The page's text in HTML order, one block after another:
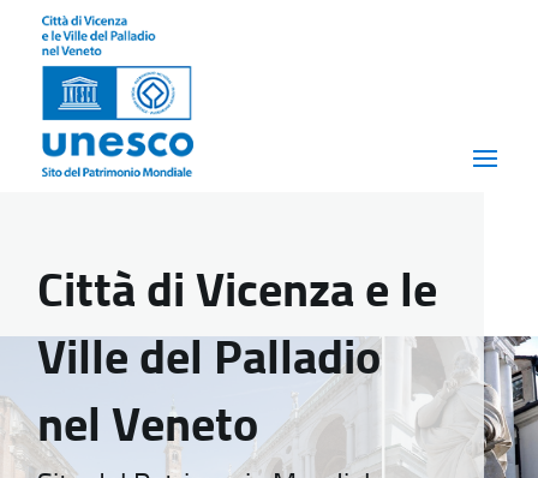
Città di Vicenza e le
Ville del Palladio
nel Veneto